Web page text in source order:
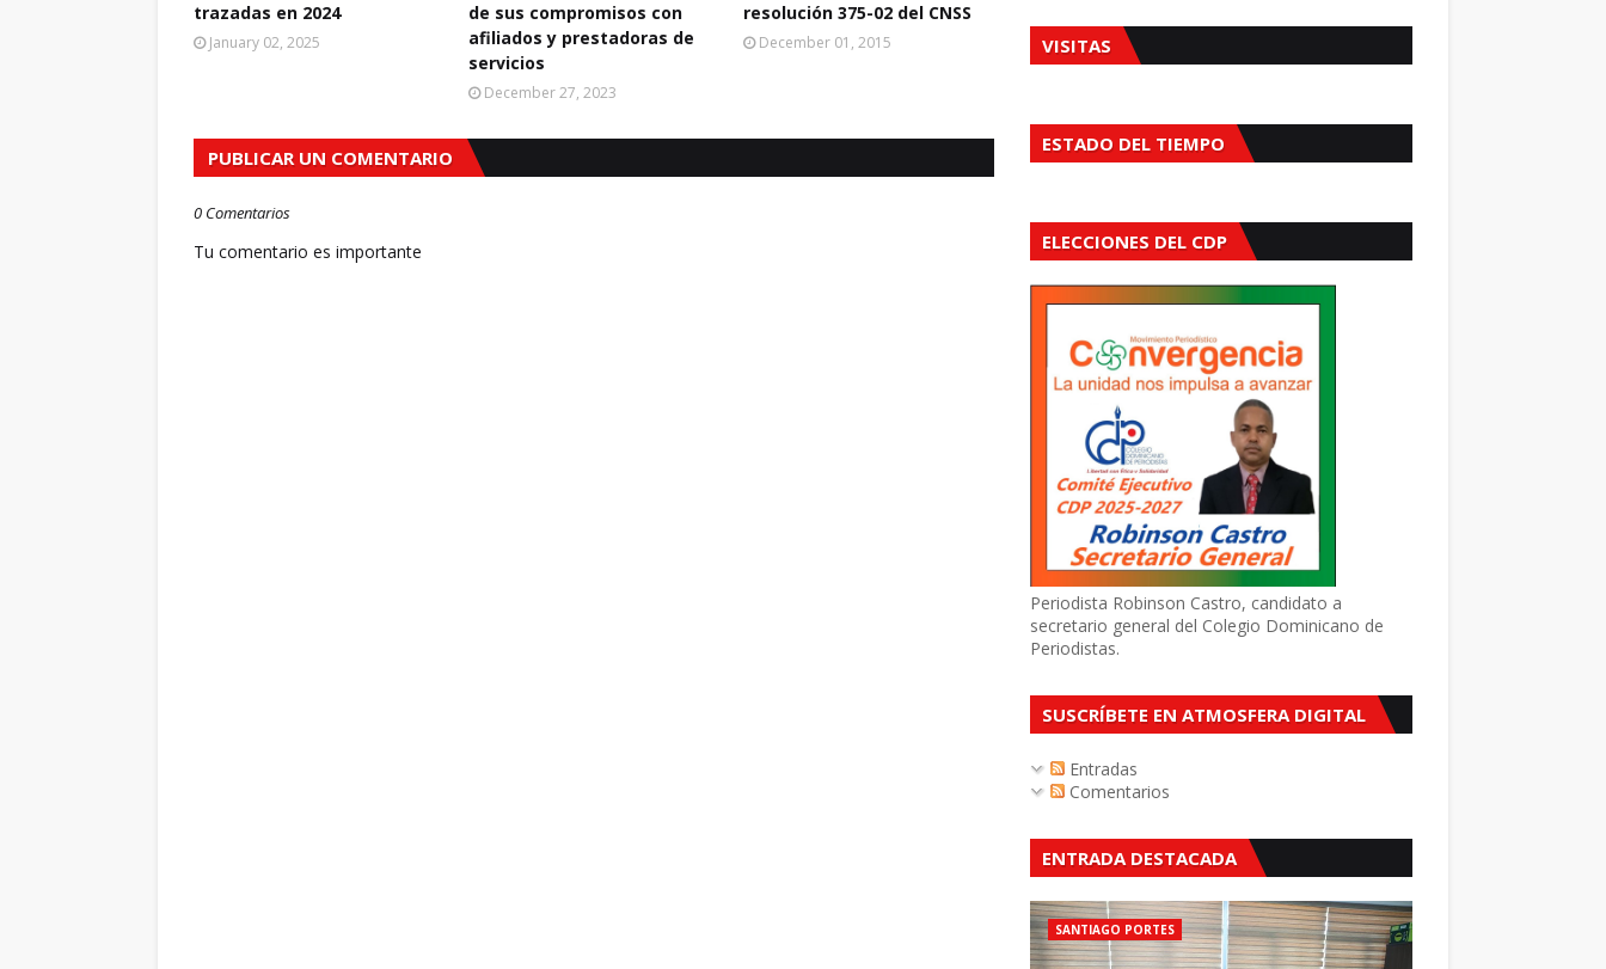
trazadas en 2024
January 02, 2025
de sus compromisos con
afiliados y prestadoras de
servicios
December 27, 2023
resolución 375-02 del CNSS
December 01, 2015
PUBLICAR UN COMENTARIO
0 Comentarios
Tu comentario es importante
VISITAS
ESTADO DEL TIEMPO
ELECCIONES DEL CDP
Periodista Robinson Castro, candidato a
secretario general del Colegio Dominicano de
Periodistas.
SUSCRÍBETE EN ATMOSFERA DIGITAL
Entradas
Comentarios
ENTRADA DESTACADA
SANTIAGO PORTES